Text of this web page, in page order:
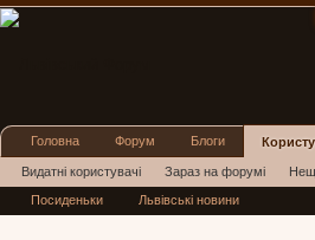
Головна Форум Блоги
Видатні користувачі Зараз на форумі
Нові повідомлення профілю
Посиденьки Львівські новини